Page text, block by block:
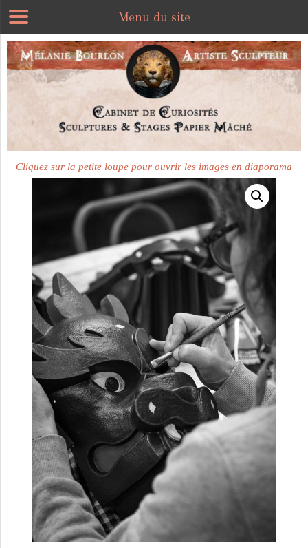
Plus disponible
Cliquez sur la petite loupe pour ouvrir les images en diaporama
Menu du site